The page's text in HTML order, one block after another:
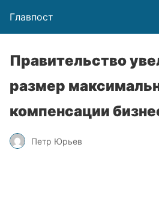
Главпост
Правительство
размер
компенсации
Петр Юрьев